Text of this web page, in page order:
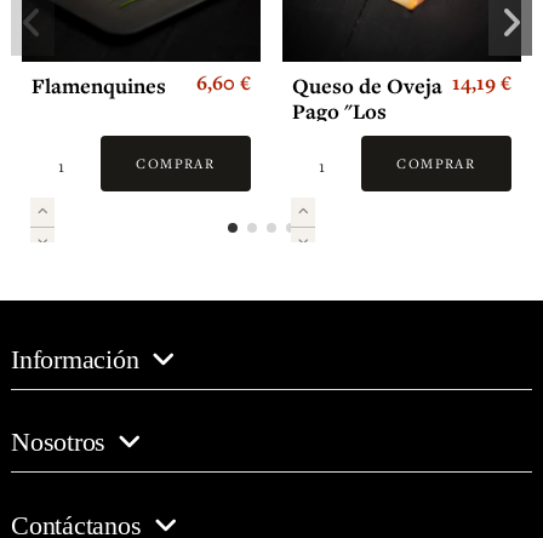
Flamenquines 6,60 €
COMPRAR
Queso de Oveja
Pago "Los
Vivales" Gran
Reserva
14,19 €
COMPRAR
Información
Nosotros
Contáctanos